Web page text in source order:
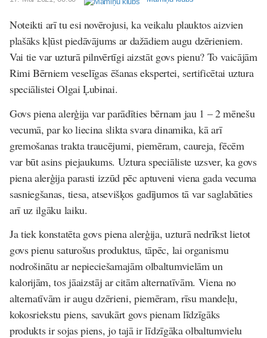
Noteikti arī tu esi novērojusi, ka veikalu plauktos aizvien
plašāks kļūst piedāvājums ar dažādiem augu dzērieniem.
Vai tie var uzturā pilnvērtīgi aizstāt govs pienu? To vaicājām
Rimi Bērniem veselīgas ēšanas ekspertei, sertificētai uztura
speciālistei Olgai Ļubinai.
Govs piena alerģija var parādīties bērnam jau 1 – 2 mēnešu
vecumā, par ko liecina slikta svara dinamika, kā arī
gremošanas trakta traucējumi, piemēram, caureja, fēcēm
var būt asins piejaukums. Uztura speciāliste uzsver, ka govs
piena alerģija parasti izzūd pēc aptuveni viena gada vecuma
sasniegšanas, tiesa, atsevišķos gadījumos tā var saglabāties
arī uz ilgāku laiku.
Ja tiek konstatēta govs piena alerģija, uzturā nedrīkst lietot
govs pienu saturošus produktus, tāpēc, lai organismu
nodrošinātu ar nepieciešamajām olbaltumvielām un
kalorijām, tos jāaizstāj ar citām alternatīvām. Viena no
alternatīvām ir augu dzērieni, piemēram, rīsu mandeļu,
kokosriekstu piens, savukārt govs pienam līdzīgāks
produkts ir sojas piens, jo tajā ir līdzīgāka olbaltumvielu